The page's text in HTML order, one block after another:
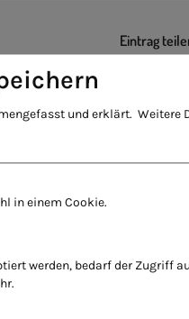
Eintrag
und erklärt. Weitere
in einem Cookie.
werden, bedarf der Zugriff